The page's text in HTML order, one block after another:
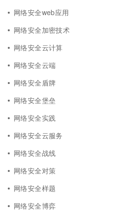
网络安全web应用
网络安全加密技术
网络安全云计算
网络安全云端
网络安全盾牌
网络安全堡垒
网络安全实践
网络安全云服务
网络安全战线
网络安全对策
网络安全样题
网络安全博弈